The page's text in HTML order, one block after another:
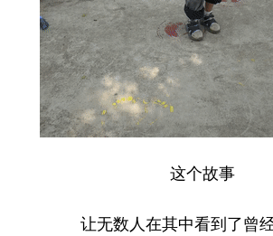
这个故事
让无数人在其中看到了曾